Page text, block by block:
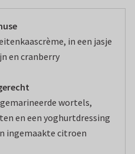
in een jasje
en cranberry
wortels,
en een yoghurtdressing
ingemaakte citroen